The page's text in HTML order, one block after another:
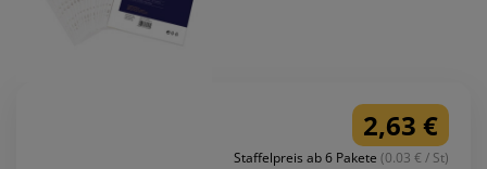
2,63 €
Staffelpreis ab 6 Pakete (0.03 € / St)